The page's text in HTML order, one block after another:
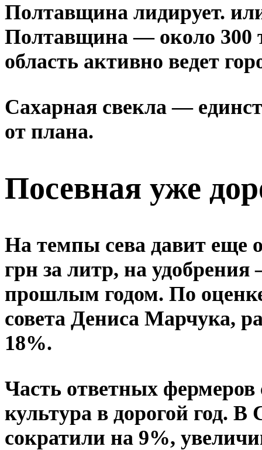
Полтавщина лидирует.
Полтавщина — около 300
область активно ведет
Сахарная свекла —
от плана.
Посевная уже
На темпы сева давит еще
грн за литр, на
прошлым годом. По оценке
совета Дениса Марчука,
18%.
Часть ответных
культура в дорогой год.
сократили на 9%,